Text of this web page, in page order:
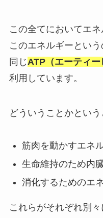
この全てにおいてエネ
このエネルギーという
同じATP（エーティー
利用しています。
どういうことかという
筋肉を動かすエネ
生命維持のため内
消化するためのエ
これらがそれぞれ別